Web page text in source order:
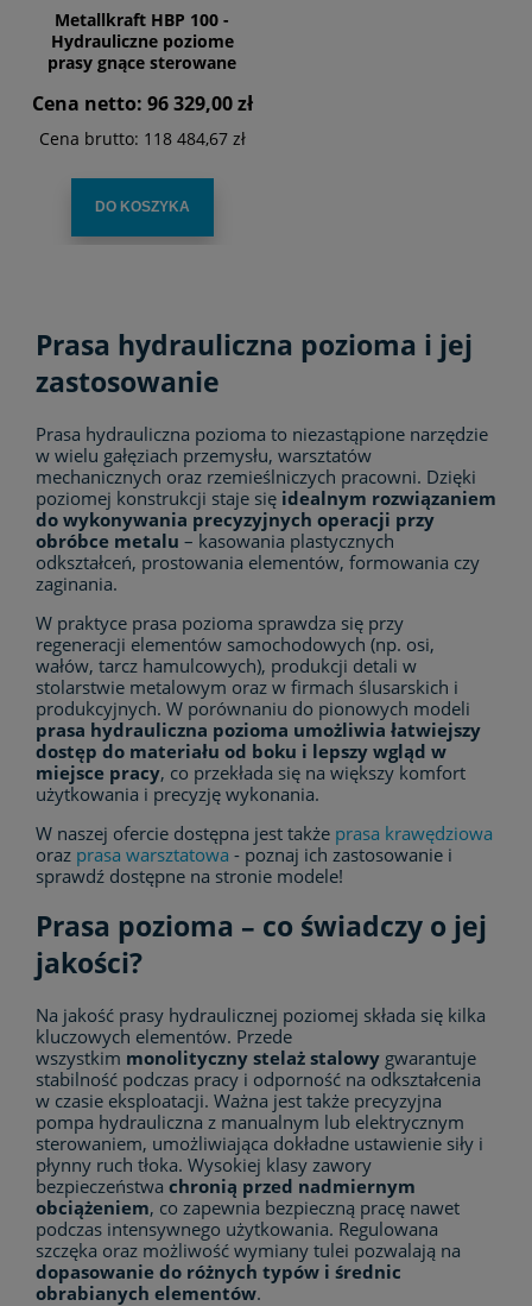
Metallkraft HBP 100 -
Hydrauliczne poziome
prasy gnące sterowane
Cena netto: 96 329,00 zł
Cena brutto: 118 484,67 zł
DO KOSZYKA
Prasa hydrauliczna pozioma i jej
zastosowanie
Prasa hydrauliczna pozioma to niezastąpione narzędzie
w wielu gałęziach przemysłu, warsztatów
mechanicznych oraz rzemieślniczych pracowni. Dzięki
poziomej konstrukcji staje się idealnym rozwiązaniem
do wykonywania precyzyjnych operacji przy
obróbce metalu – kasowania plastycznych
odkształceń, prostowania elementów, formowania czy
zaginania.
W praktyce prasa pozioma sprawdza się przy
regeneracji elementów samochodowych (np. osi,
wałów, tarcz hamulcowych), produkcji detali w
stolarstwie metalowym oraz w firmach ślusarskich i
produkcyjnych. W porównaniu do pionowych modeli
prasa hydrauliczna pozioma umożliwia łatwiejszy
dostęp do materiału od boku i lepszy wgląd w
miejsce pracy, co przekłada się na większy komfort
użytkowania i precyzję wykonania.
W naszej ofercie dostępna jest także prasa krawędziowa
oraz prasa warsztatowa - poznaj ich zastosowanie i
sprawdź dostępne na stronie modele!
Prasa pozioma – co świadczy o jej
jakości?
Na jakość prasy hydraulicznej poziomej składa się kilka
kluczowych elementów. Przede
wszystkim monolityczny stelaż stalowy gwarantuje
stabilność podczas pracy i odporność na odkształcenia
w czasie eksploatacji. Ważna jest także precyzyjna
pompa hydrauliczna z manualnym lub elektrycznym
sterowaniem, umożliwiająca dokładne ustawienie siły i
płynny ruch tłoka. Wysokiej klasy zawory
bezpieczeństwa chronią przed nadmiernym
obciążeniem, co zapewnia bezpieczną pracę nawet
podczas intensywnego użytkowania. Regulowana
szczęka oraz możliwość wymiany tulei pozwalają na
dopasowanie do różnych typów i średnic
obrabianych elementów.